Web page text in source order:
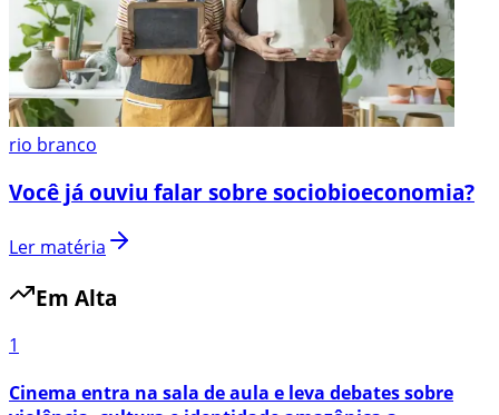
rio branco
Você já ouviu falar sobre sociobioeconomia?
Ler matéria
Em Alta
1
Cinema entra na sala de aula e leva debates sobre